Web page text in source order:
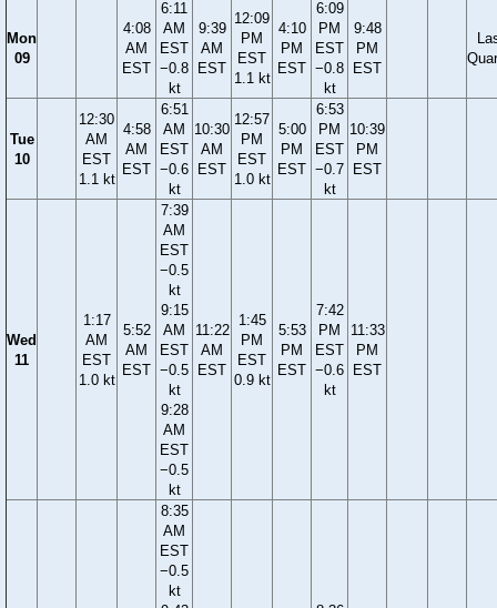
Mon
09
4:08
AM
EST
6:11
AM
EST
−0.8
kt
9:39
AM
EST
12:09
PM
EST
1.1 kt
4:10
PM
EST
6:09
PM
EST
−0.8
kt
9:48
PM
EST
Tue
10
12:30
AM
EST
1.1 kt
4:58
AM
EST
6:51
AM
EST
−0.6
kt
10:30
AM
EST
12:57
PM
EST
1.0 kt
5:00
PM
EST
6:53
PM
EST
−0.7
kt
10:39
PM
EST
Wed
11
1:17
AM
EST
1.0 kt
5:52
AM
EST
7:39
AM
EST
−0.5
kt
9:15
AM
EST
−0.5
kt
9:28
AM
EST
−0.5
kt
11:22
AM
EST
1:45
PM
EST
0.9 kt
5:53
PM
EST
7:42
PM
EST
−0.6
kt
11:33
PM
EST
8:35
AM
EST
−0.5
kt